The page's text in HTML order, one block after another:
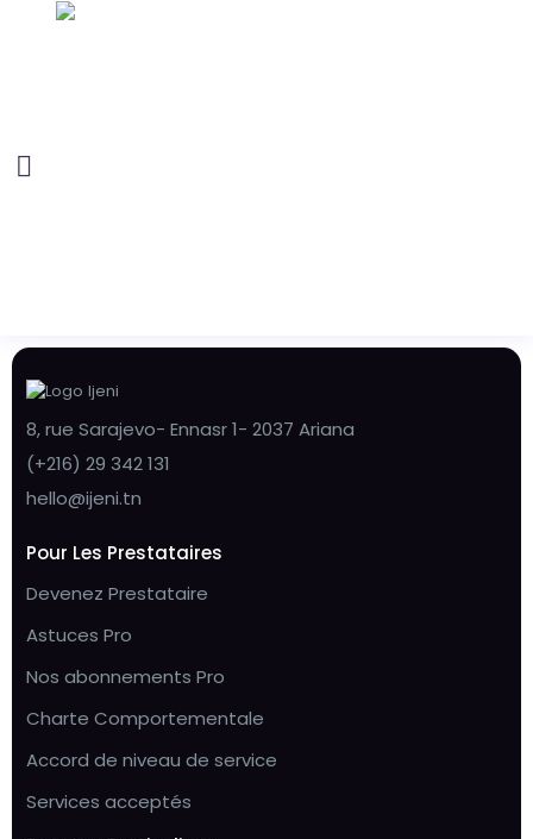
8, rue Sarajevo- Ennasr 1- 2037 Ariana
(+216) 29 342 131
hello@ijeni.tn
Pour Les Prestataires
Devenez Prestataire
Astuces Pro
Nos abonnements Pro
Charte Comportementale
Accord de niveau de service
Services acceptés